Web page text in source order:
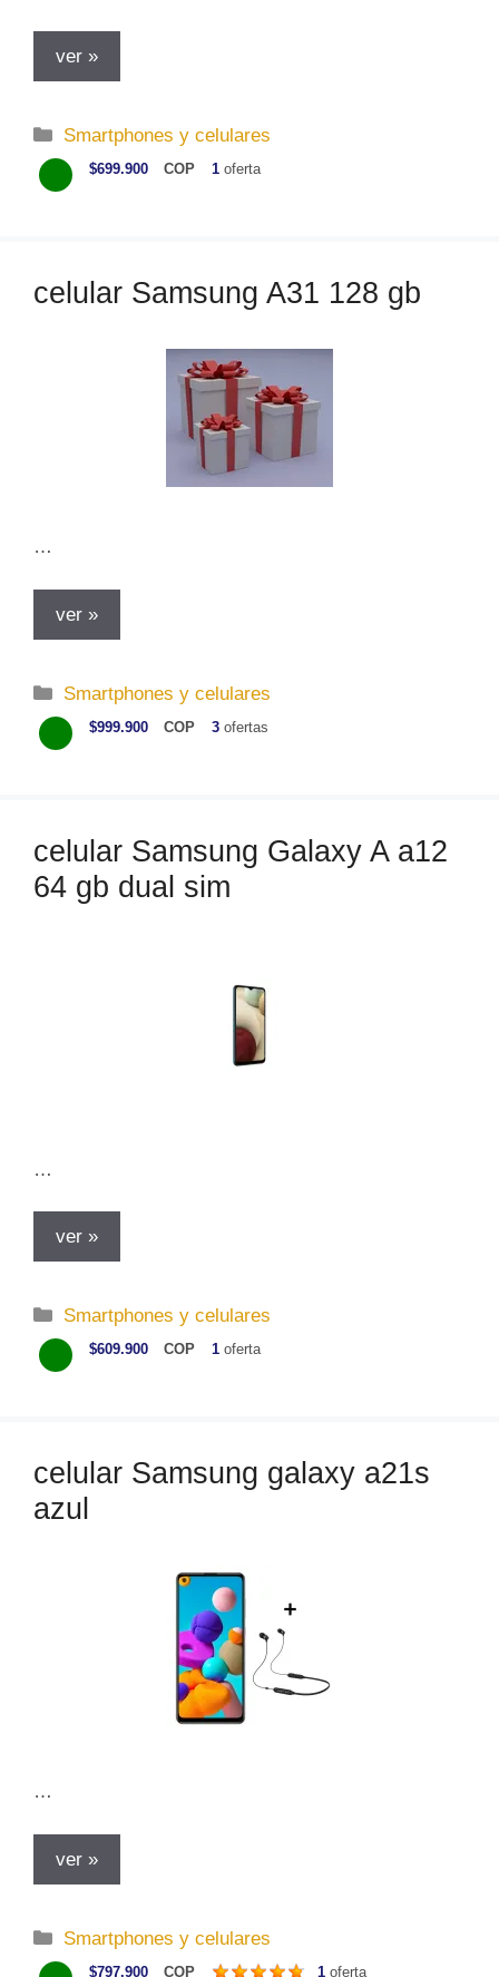
ver »
C
a
t
r
Smartphones y celulares
$699.900 COP 1 oferta
celular Samsung A31 128 gb
…
ver »
C
a
t
r
Smartphones y celulares
$999.900 COP 3 ofertas
celular Samsung Galaxy A a12
64 gb dual sim
…
ver »
C
a
t
r
í
Smartphones y celulares
$609.900 COP 1 oferta
celular Samsung galaxy a21s
azul
…
ver »
C
a
Smartphones y celulares
$797.900 COP 1 oferta